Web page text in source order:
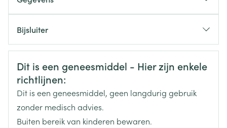
1 tablet vijfmaal daags om de 4 uur, waarbij de
De therapie zo snel mogelijk beginnen
Cytomegalovirus infectie: 1 tablet, 4 x /dag,
gedurende 6 maanden
Varicella en herpes zoste
> 6 jaar: 1 tablet, 4 x /dag
Organisaties
SA Glaxosmithkline
Merken
Breedte 63 mm
Bijsluiter
Nederlands
Nederlands
Duits
Duits
Frans Frans
Veiligheidsinformatie
Dit is een geneesmiddel - Hier zijn enkele
richtlijnen:
Dit is een geneesmiddel, geen langdurig gebruik
zonder medisch advies.
Buiten bereik van kinderen bewaren.